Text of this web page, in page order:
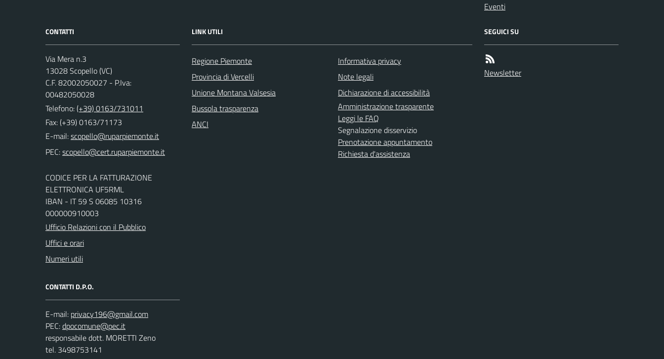
Eventi
CONTATTI
Via Mera n.3
13028 Scopello (VC)
C.F. 82002050027 - P.Iva:
00482050028
Telefono:(+39) 0163/731011
Fax: (+39) 0163/71173
E-mail:
PEC:
CODICE PER LA FATTURAZIONE
ELETTRONICA UF5RML
IBAN - IT 59 S 06085 10316
000000910003
Ufficio Relazioni con il Pubblico
Uffici e orari
Numeri utili
CONTATTI D.P.O.
E-mail:
PEC:
responsabile dott. MORETTI Zeno
tel. 3498753141
LINK UTILI
Regione Piemonte
Provincia di Vercelli
Unione Montana Valsesia
Bussola trasparenza
ANCI
Informativa privacy
Note legali
Dichiarazione di accessibilità
Amministrazione trasparente
Leggi le FAQ
Segnalazione disservizio
Prenotazione appuntamento
Richiesta d'assistenza
SEGUICI SU
Newsletter